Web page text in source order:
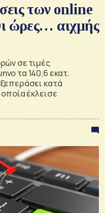
των online
ώρες… αιχμής
σε τιμές
τα 140,6 εκατ.
κατά
έκλεισε